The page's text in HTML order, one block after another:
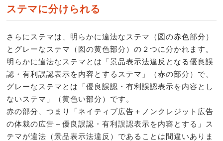
ステマに分けられる
さらにステマは、明らかに違法なステマ（図の赤色部分）
とグレーなステマ（図の黄色部分）の２つに分かれます。
明らかに違法なステマとは「景品表示法違反となる優良誤
認・有利誤認表示を内容とするステマ」（赤の部分）で、
グレーなステマとは「優良誤認・有利誤認表示を内容とし
ないステマ」（黄色い部分）です。
赤の部分、つまり「ネイティブ広告＋ノンクレジット広告
の体裁の広告＋優良誤認・有利誤認表示を内容とする」ス
テマが違法（景品表示法違反）であることは間違いありま